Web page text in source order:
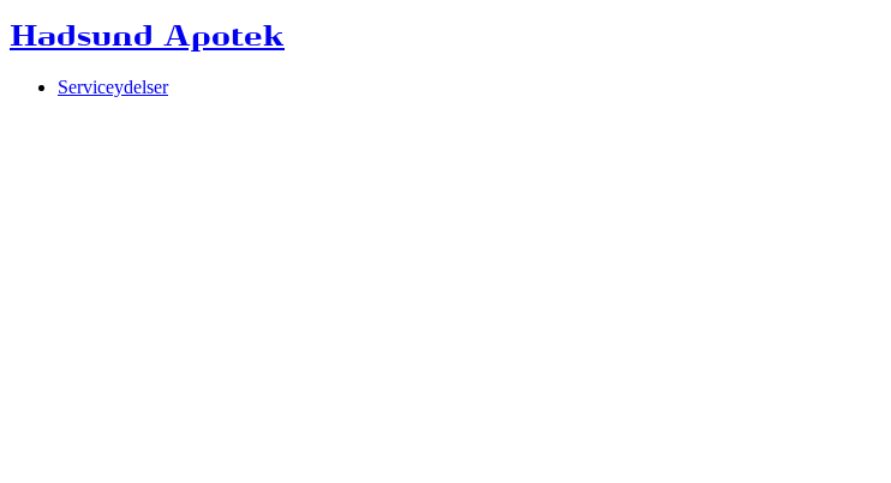
Hadsund Apotek
Serviceydelser